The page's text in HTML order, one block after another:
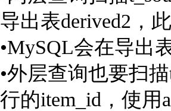
导出表derived2，
•MySQL会在导出
•外层查询也要扫
行的item_id，使用